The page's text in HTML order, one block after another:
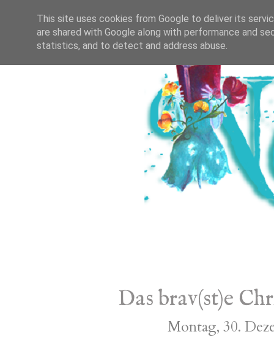
Das brav(st)e
Montag, 30.
This site uses cookies from Google to deliver its
are shared with Google along with performance and
statistics, and to detect and address abuse.